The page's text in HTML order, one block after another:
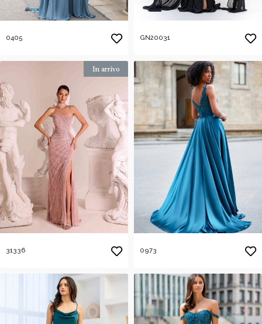
0405 GN20031
In arrivo
31336 0973